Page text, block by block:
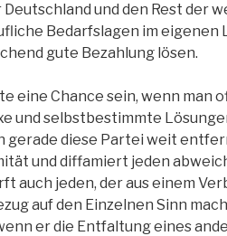
Deutschland und den Rest der
Bedarfslagen im eigenen
gute Bezahlung lösen.
eine Chance sein, wenn man
und selbstbestimmte
gerade diese Partei weit
und diffamiert jeden
auch jeden, der aus einem
auf den Einzelnen Sinn
er die Entfaltung eines